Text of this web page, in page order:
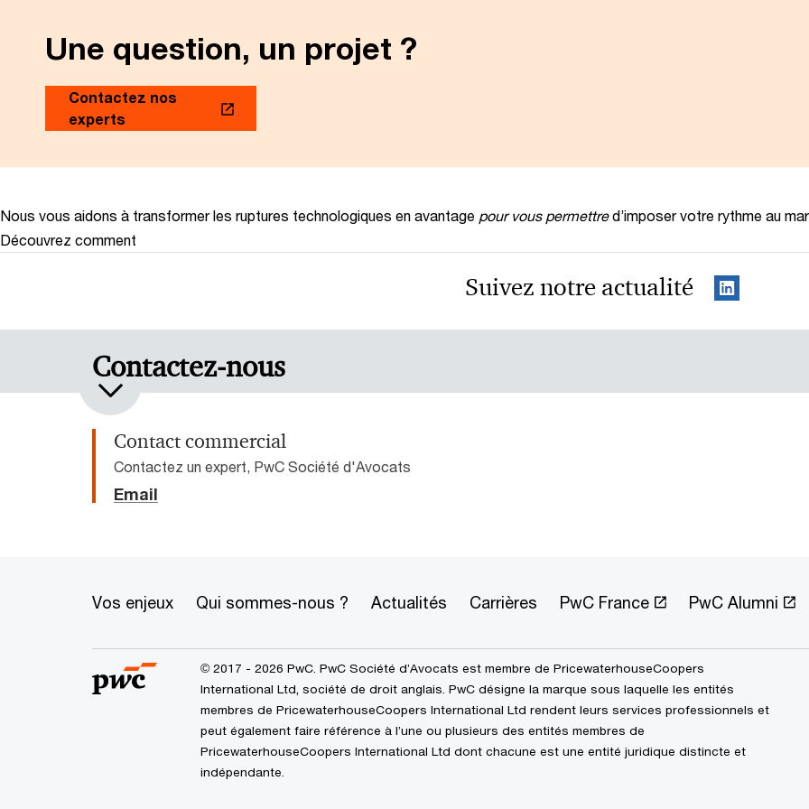
Une question, un projet ?
Contactez nos
experts
Nous vous aidons à transformer les ruptures technologiques en avantage pour vous permettre d’imposer votre rythme au
Découvrez comment
Suivez notre actualité
Contactez-nous
Contact commercial
Contactez un expert, PwC Société d'Avocats
Email
Vos enjeux Qui sommes-nous ? Actualités Carrières PwC France PwC Alumni
© 2017 - 2026 PwC. PwC Société d’Avocats est membre de PricewaterhouseCoopers
International Ltd, société de droit anglais. PwC désigne la marque sous laquelle les entités
membres de PricewaterhouseCoopers International Ltd rendent leurs services professionnels et
peut également faire référence à l’une ou plusieurs des entités membres de
PricewaterhouseCoopers International Ltd dont chacune est une entité juridique distincte et
indépendante.